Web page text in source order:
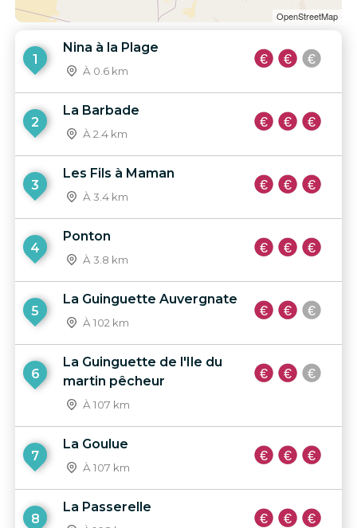
OpenStreetMap
1
Nina à la Plage
À 0.6 km
2
La Barbade
À 2.4 km
3
Les Fils à Maman
À 3.4 km
4
Ponton
À 3.8 km
5
La Guinguette Auvergnate
À 102 km
6
La Guinguette de l'Ile du
martin pêcheur
À 107 km
7
La Goulue
À 107 km
8
La Passerelle